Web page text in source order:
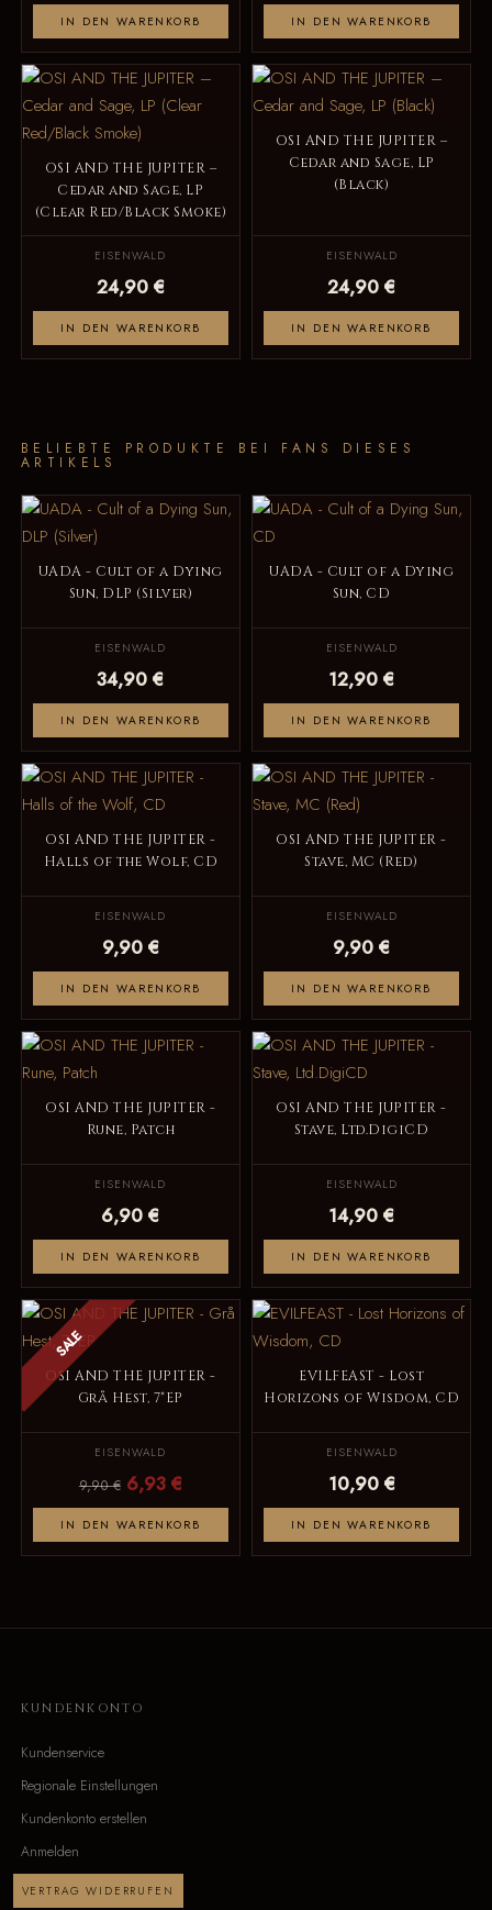
IN DEN WARENKORB IN DEN WARENKORB
OSI AND THE JUPITER –
Cedar and Sage, LP
(Clear Red/Black Smoke)
EISENWALD
24,90 €
IN DEN WARENKORB
OSI AND THE JUPITER –
Cedar and Sage, LP
(Black)
EISENWALD
24,90 €
IN DEN WARENKORB
BELIEBTE PRODUKTE BEI FANS DIESES
ARTIKELS
UADA - Cult of a Dying
Sun, DLP (Silver)
EISENWALD
34,90 €
IN DEN WARENKORB
UADA - Cult of a Dying
Sun, CD
EISENWALD
12,90 €
IN DEN WARENKORB
OSI AND THE JUPITER -
Halls of the Wolf, CD
EISENWALD
9,90 €
IN DEN WARENKORB
OSI AND THE JUPITER -
Stave, MC (Red)
EISENWALD
9,90 €
IN DEN WARENKORB
OSI AND THE JUPITER -
Rune, Patch
EISENWALD
6,90 €
IN DEN WARENKORB
OSI AND THE JUPITER -
Stave, Ltd.DigiCD
EISENWALD
14,90 €
IN DEN WARENKORB
SALE
OSI AND THE JUPITER -
Grå Hest, 7"EP
EISENWALD
9,90 € 6,93 €
IN DEN WARENKORB
EVILFEAST - Lost
Horizons of Wisdom, CD
EISENWALD
10,90 €
IN DEN WARENKORB
KUNDENKONTO
Kundenservice
Regionale Einstellungen
Kundenkonto erstellen
Anmelden
VERTRAG WIDERRUFEN